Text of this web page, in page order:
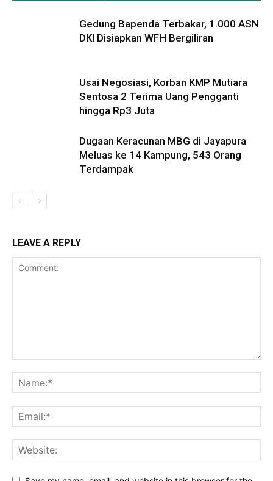
Gedung Bapenda Terbakar, 1.000 ASN
DKI Disiapkan WFH Bergiliran
Usai Negosiasi, Korban KMP Mutiara
Sentosa 2 Terima Uang Pengganti
hingga Rp3 Juta
Dugaan Keracunan MBG di Jayapura
Meluas ke 14 Kampung, 543 Orang
Terdampak
LEAVE A REPLY